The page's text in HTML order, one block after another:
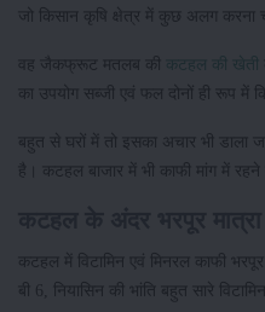
जो किसान कृषि क्षेत्र में कुछ अलग करना
वह जैकफ्रूट मतलब की कटहल की खेती
का उपयोग सब्जी एवं फल दोनों ही रूप में
बहुत से घरों में तो इसका अचार भी डाला
है। कटहल बाजार में भी काफी मांग में रहने
कटहल में विटामिन एवं मिनरल काफी भरपूर
बी 6, नियासिन की भांति बहुत सारे